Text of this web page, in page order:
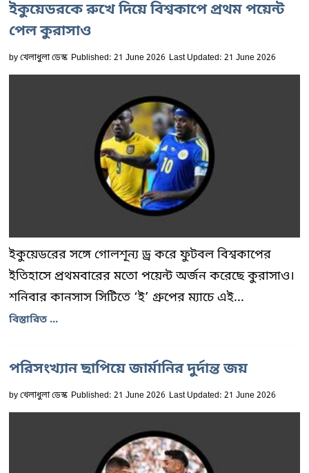
ইকুয়েডরকে রুখে দিয়ে বিশ্বকাপে প্রথম পয়েন্ট
পেল কুরাসাও
byখেলাধুলা ডেস্ক Published: 21 June 2026 Last Updated: 21 June 2026
ইকুয়েডরের সঙ্গে গোলশূন্য ড্র করে ফুটবল বিশ্বকাপের
ইতিহাসে প্রথমবারের মতো পয়েন্ট অর্জন করেছে কুরাসাও।
শনিবার কানসাস সিটিতে ‘ই’ গ্রুপের ম্যাচে এই...
বিস্তারিত ...
পরিসংখ্যান ছাপিয়ে জার্মানির দুর্দান্ত জয়
byখেলাধুলা ডেস্ক Published: 21 June 2026 Last Updated: 21 June 2026